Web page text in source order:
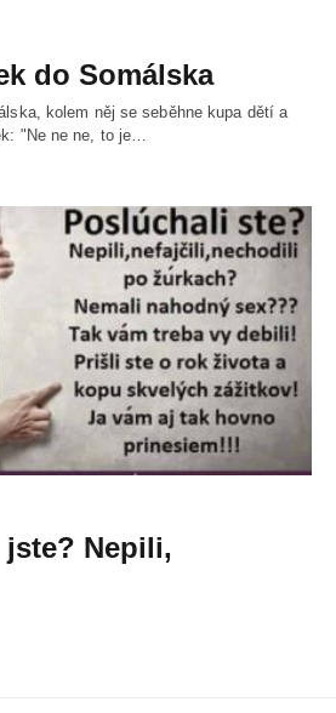
do Somálska
kolem něj se seběhne kupa dětí a
"Ne ne ne, to je…
Nepili,